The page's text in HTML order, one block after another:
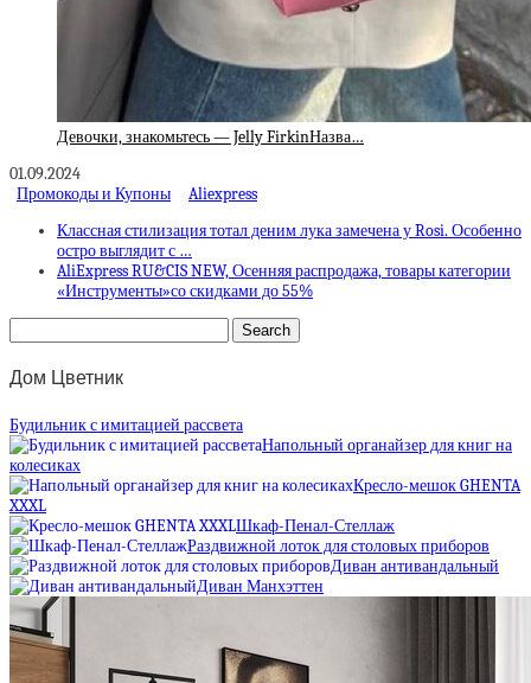
Девочки, знакомьтесь — Jelly FirkinНазва…
01.09.2024
Промокоды и Купоны
Aliexpress
Классная стилизация тотал деним лука замечена у Rosi. Особенно
остро выглядит с …
AliExpress RU&CIS NEW, Осенняя распродажа, товары категории
«Инструменты»со скидками до 55%
Дом Цветник
Будильник с имитацией рассвета
Напольный органайзер для книг на
колесиках
Кресло-мешок GHENTA
XXXL
Шкаф-Пенал-Стеллаж
Раздвижной лоток для столовых приборов
Диван антивандальный
Диван Манхэттен